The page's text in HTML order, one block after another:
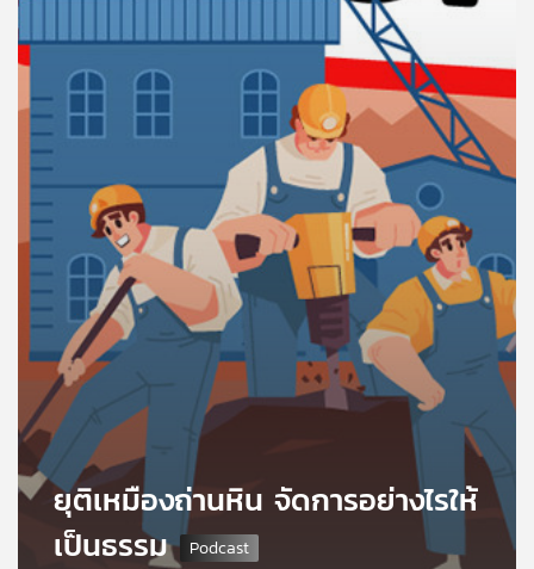
เพลง
บทความ
ข่าว
และ
กิจกรรม
เกี่ยว
เรา
เครือยุติเหมืองถ่านหิน จัดการอย่างไรให้
เป็นธรรม